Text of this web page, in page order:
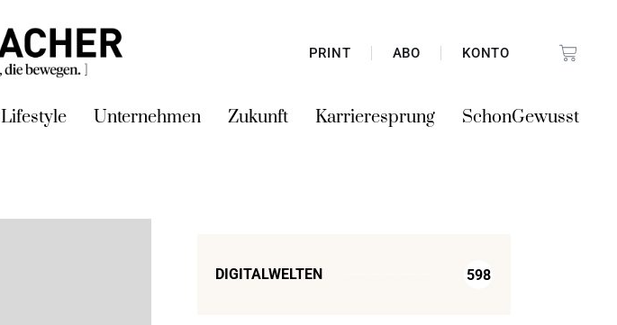
PRINT ABO KONTO
Lifestyle Unternehmen Zukunft Karrieresprung SchonGewusst
DIGITALWELTEN 598